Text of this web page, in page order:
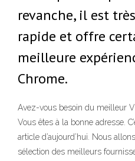
revanche, il est
rapide et offre
meilleure
Chrome.
Avez-vous besoin du meilleur
Vous êtes à la bonne adresse.
article d’aujourd’hui. Nous
sélection des meilleurs